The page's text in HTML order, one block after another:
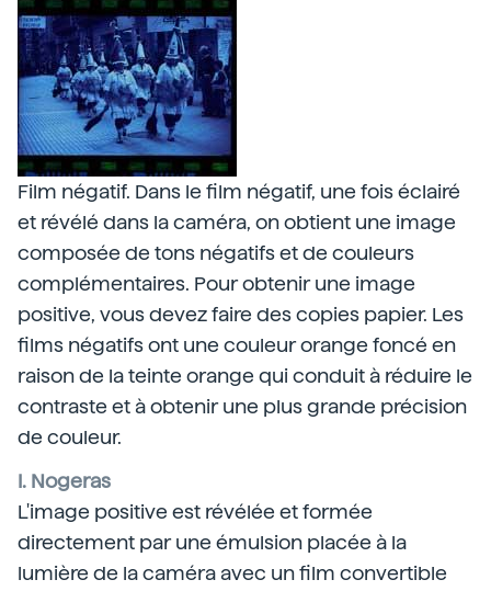
Film négatif. Dans le film négatif, une fois éclairé
et révélé dans la caméra, on obtient une image
composée de tons négatifs et de couleurs
complémentaires. Pour obtenir une image
positive, vous devez faire des copies papier. Les
films négatifs ont une couleur orange foncé en
raison de la teinte orange qui conduit à réduire le
contraste et à obtenir une plus grande précision
de couleur.
I. Nogeras
L'image positive est révélée et formée
directement par une émulsion placée à la
lumière de la caméra avec un film convertible